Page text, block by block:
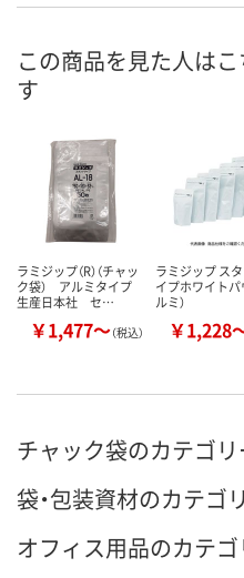
この商品を見た人は
す
ラミジップ（R）（チャッ
ク袋） アルミタイプ
生産日本社 セ…
￥1,477～（税込）
ラミジップ ス
イプホワイトパ
ルミ）
￥1,228
チャック袋のカテゴリ
袋・包装資材のカテゴ
オフィス用品のカテゴ